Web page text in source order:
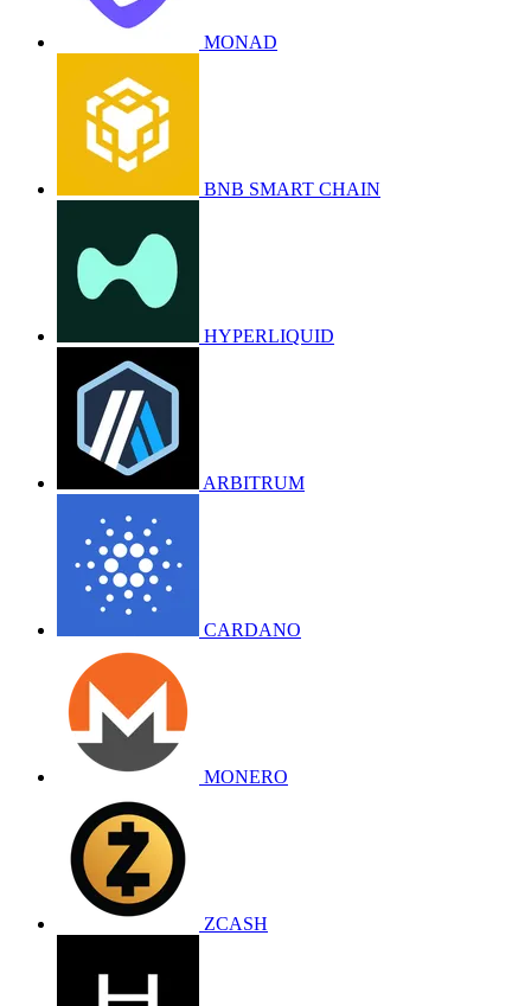
MONAD
BNB SMART CHAIN
HYPERLIQUID
ARBITRUM
CARDANO
MONERO
ZCASH